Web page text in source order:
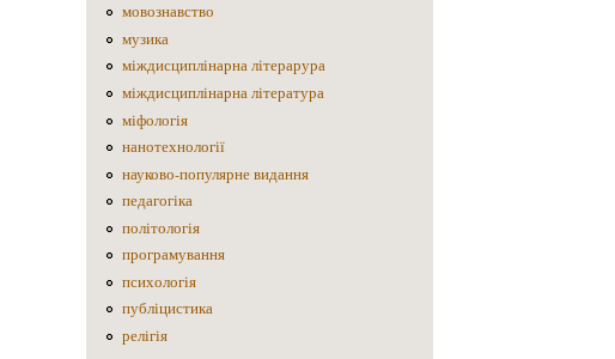
мовознавство
музика
міждисциплінарна літерарура
міждисциплінарна література
міфологія
нанотехнології
науково-популярне видання
педагогіка
політологія
програмування
психологія
публіцистика
релігія